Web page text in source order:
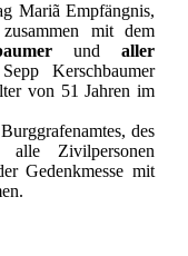
Mariã Empfängnis,
mit dem
undaller
Kerschbaumer
von 51 Jahren im
des
Zivilpersonen
Gedenkmesse mit